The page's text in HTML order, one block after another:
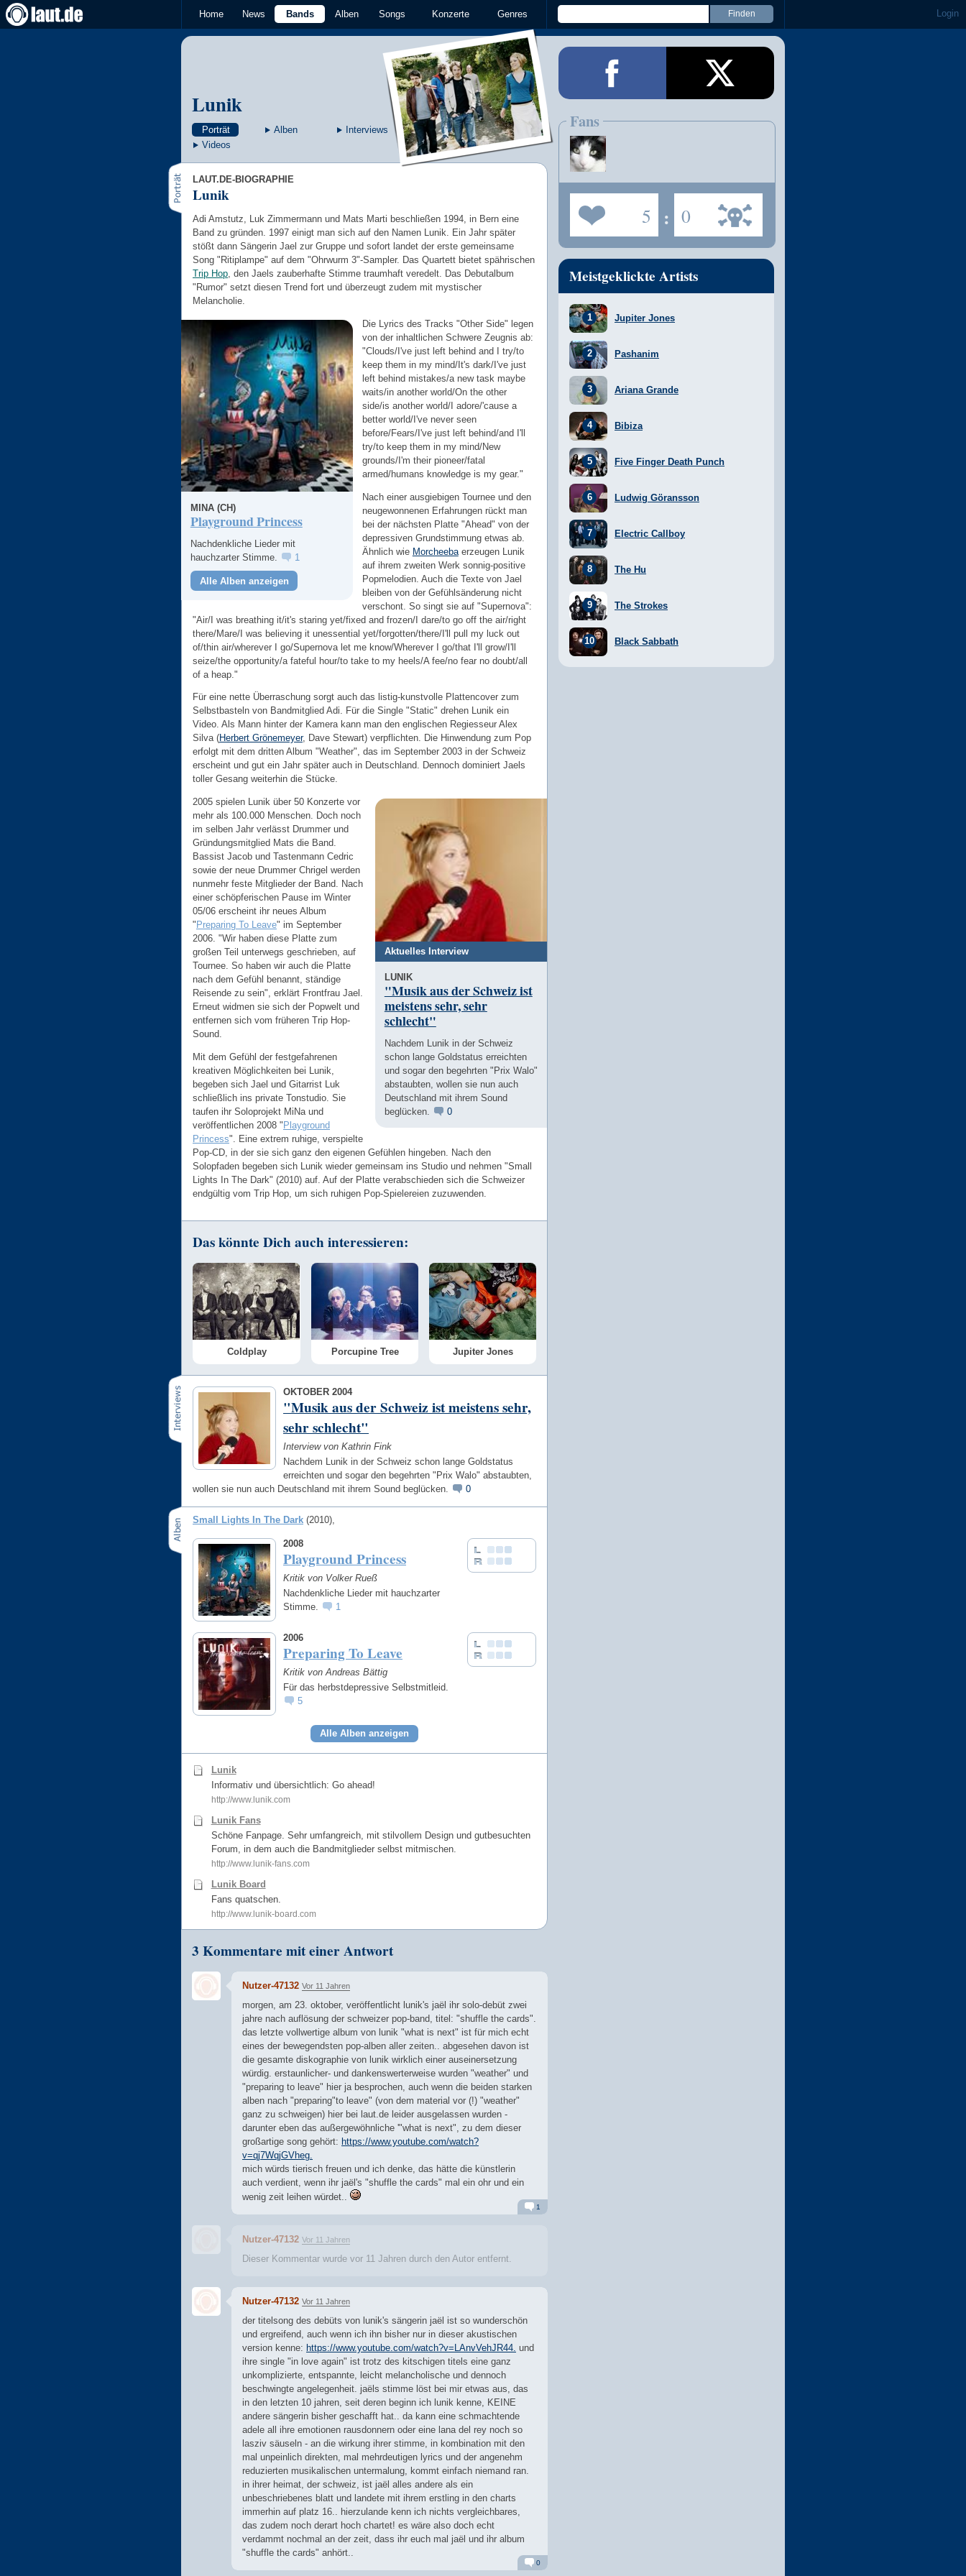
Home News Bands Alben Songs Konzerte Genres Login
Lunik
Porträt Alben
Interviews
Videos
LAUT.DE-BIOGRAPHIE
Lunik
Adi Amstutz, Luk Zimmermann und Mats Marti beschließen 1994, in Bern eine
Band zu gründen. 1997 einigt man sich auf den Namen Lunik. Ein Jahr später
stößt dann Sängerin Jael zur Gruppe und sofort landet der erste gemeinsame
Song "Ritiplampe" auf dem "Ohrwurm 3"-Sampler. Das Quartett bietet spährischen
Trip Hop, den Jaels zauberhafte Stimme traumhaft veredelt. Das Debutalbum
"Rumor" setzt diesen Trend fort und überzeugt zudem mit mystischer
Melancholie.
MINA (CH)
Playground Princess
Nachdenkliche Lieder mit
hauchzarter Stimme.
1
Alle Alben anzeigen
Die Lyrics des Tracks "Other Side" legen
von der inhaltlichen Schwere Zeugnis ab:
"Clouds/I've just left behind and I try/to
keep them in my mind/It's dark/I've just
left behind mistakes/a new task maybe
waits/in another world/On the other
side/is another world/I adore/'cause a
better world/I've never seen
before/Fears/I've just left behind/and I'll
try/to keep them in my mind/New
grounds/I'm their pioneer/fatal
armed/humans knowledge is my gear."
Nach einer ausgiebigen Tournee und den
neugewonnenen Erfahrungen rückt man
bei der nächsten Platte "Ahead" von der
depressiven Grundstimmung etwas ab.
Ähnlich wie Morcheebaerzeugen Lunik
auf ihrem zweiten Werk sonnig-positive
Popmelodien. Auch die Texte von Jael
bleiben von der Gefühlsänderung nicht
verschont. So singt sie auf "Supernova":
"Air/I was breathing it/it's staring yet/fixed and frozen/I dare/to go off the air/right
there/Mare/I was believing it unessential yet/forgotten/there/I'll pull my luck out
of/thin air/wherever I go/Supernova let me know/Wherever I go/that I'll grow/I'll
seize/the opportunity/a fateful hour/to take to my heels/A fee/no fear no doubt/all
of a heap."
Für eine nette Überraschung sorgt auch das listig-kunstvolle Plattencover zum
Selbstbasteln von Bandmitglied Adi. Für die Single "Static" drehen Lunik ein
Video. Als Mann hinter der Kamera kann man den englischen Regiesseur Alex
Silva (Herbert Grönemeyer, Dave Stewart) verpflichten. Die Hinwendung zum Pop
erfolgt mit dem dritten Album "Weather", das im September 2003 in der Schweiz
erscheint und gut ein Jahr später auch in Deutschland. Dennoch dominiert Jaels
toller Gesang weiterhin die Stücke.
Aktuelles Interview
LUNIK
"Musik aus der Schweiz ist
meistens sehr, sehr
schlecht"
Nachdem Lunik in der Schweiz
schon lange Goldstatus erreichten
und sogar den begehrten "Prix Walo"
abstaubten, wollen sie nun auch
Deutschland mit ihrem Sound
beglücken.
0
2005 spielen Lunik über 50 Konzerte vor
mehr als 100.000 Menschen. Doch noch
im selben Jahr verlässt Drummer und
Gründungsmitglied Mats die Band.
Bassist Jacob und Tastenmann Cedric
sowie der neue Drummer Chrigel werden
nunmehr feste Mitglieder der Band. Nach
einer schöpferischen Pause im Winter
05/06 erscheint ihr neues Album
" Preparing To Leave" im September
2006. "Wir haben diese Platte zum
großen Teil unterwegs geschrieben, auf
Tournee. So haben wir auch die Platte
nach dem Gefühl benannt, ständige
Reisende zu sein", erklärt Frontfrau Jael.
Erneut widmen sie sich der Popwelt und
entfernen sich vom früheren Trip Hop-
Sound.
Mit dem Gefühl der festgefahrenen
kreativen Möglichkeiten bei Lunik,
begeben sich Jael und Gitarrist Luk
schließlich ins private Tonstudio. Sie
taufen ihr Soloprojekt MiNa und
veröffentlichen 2008 " Playground
Princess". Eine extrem ruhige, verspielte
Pop-CD, in der sie sich ganz den eigenen Gefühlen hingeben. Nach den
Solopfaden begeben sich Lunik wieder gemeinsam ins Studio und nehmen "Small
Lights In The Dark" (2010) auf. Auf der Platte verabschieden sich die Schweizer
endgültig vom Trip Hop, um sich ruhigen Pop-Spielereien zuzuwenden.
Das könnte Dich auch interessieren:
Coldplay Porcupine Tree Jupiter Jones
OKTOBER 2004
"Musik aus der Schweiz ist meistens sehr,
sehr schlecht"
Interview von Kathrin Fink
Nachdem Lunik in der Schweiz schon lange Goldstatus
erreichten und sogar den begehrten "Prix Walo" abstaubten,
wollen sie nun auch Deutschland mit ihrem Sound beglücken.
0
Small Lights In The Dark (2010)
2008
Playground Princess
Kritik von Volker Rueß
Nachdenkliche Lieder mit hauchzarter
Stimme.
1
2006
Preparing To Leave
Kritik von Andreas Bättig
Für das herbstdepressive Selbstmitleid.
5
Alle Alben anzeigen
Lunik
Informativ und übersichtlich: Go ahead!
http://www.lunik.com
Lunik Fans
Schöne Fanpage. Sehr umfangreich, mit stilvollem Design und gutbesuchten
Forum, in dem auch die Bandmitglieder selbst mitmischen.
http://www.lunik-fans.com
Lunik Board
Fans quatschen.
http://www.lunik-board.com
3 Kommentare mit einer Antwort
Nutzer-47132 Vor 11 Jahren
morgen, am 23. oktober, veröffentlicht lunik's jaël ihr solo-debüt zwei
jahre nach auflösung der schweizer pop-band, titel: "shuffle the cards".
das letzte vollwertige album von lunik "what is next" ist für mich echt
eines der bewegendsten pop-alben aller zeiten.. abgesehen davon ist
die gesamte diskographie von lunik wirklich einer auseinersetzung
würdig. erstaunlicher- und dankenswerterweise wurden "weather" und
"preparing to leave" hier ja besprochen, auch wenn die beiden starken
alben nach "preparing"to leave" (von dem material vor (!) "weather"
ganz zu schweigen) hier bei laut.de leider ausgelassen wurden -
darunter eben das außergewöhnliche '"what is next", zu dem dieser
großartige song gehört: https://www.youtube.com/watch?
v=qj7WqjGVheg.
mich würds tierisch freuen und ich denke, das hätte die künstlerin
auch verdient, wenn ihr jaël's "shuffle the cards" mal ein ohr und ein
wenig zeit leihen würdet..
1
Nutzer-47132 Vor 11 Jahren
Dieser Kommentar wurde vor 11 Jahren durch den Autor entfernt.
Nutzer-47132 Vor 11 Jahren
der titelsong des debüts von lunik's sängerin jaël ist so wunderschön
und ergreifend, auch wenn ich ihn bisher nur in dieser akustischen
version kenne: https://www.youtube.com/watch?v=LAnvVehJR44. und
ihre single "in love again" ist trotz des kitschigen titels eine ganz
unkomplizierte, entspannte, leicht melancholische und dennoch
beschwingte angelegenheit. jaëls stimme löst bei mir etwas aus, das
in den letzten 10 jahren, seit deren beginn ich lunik kenne, KEINE
andere sängerin bisher geschafft hat.. da kann eine schmachtende
adele all ihre emotionen rausdonnern oder eine lana del rey noch so
lasziv säuseln - an die wirkung ihrer stimme, in kombination mit den
mal unpeinlich direkten, mal mehrdeutigen lyrics und der angenehm
reduzierten musikalischen untermalung, kommt einfach niemand ran.
in ihrer heimat, der schweiz, ist jaël alles andere als ein
unbeschriebenes blatt und landete mit ihrem erstling in den charts
immerhin auf platz 16.. hierzulande kenn ich nichts vergleichbares,
das zudem noch derart hoch chartet! es wäre also doch echt
verdammt nochmal an der zeit, dass ihr euch mal jaël und ihr album
"shuffle the cards" anhört..
0
Fans
5 : 0
Meistgeklickte Artists
Jupiter Jones
Pashanim
Ariana Grande
Bibiza
Five Finger Death Punch
Ludwig Göransson
Electric Callboy
The Hu
The Strokes
Black Sabbath